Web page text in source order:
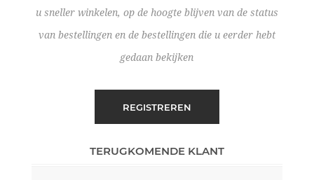
u sneller winkelen, op de hoogte blijven van de status
van bestellingen en de bestellingen die u eerder hebt
gedaan bekijken
REGISTREREN
TERUGKOMENDE KLANT